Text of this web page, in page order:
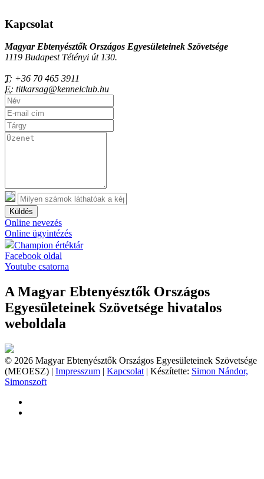
Kapcsolat
Magyar Ebtenyésztők Országos Egyesületeinek Szövetsége
1119 Budapest Tétényi út 130.
T: +36 70 465 3911
E: titkarsag@kennelclub.hu
Küldés
Online nevezés
Online ügyintézés
Champion értéktár
Facebook oldal
Youtube csatorna
A Magyar Ebtenyésztők Országos
Egyesületeinek Szövetsége hivatalos
weboldala
© 2026 Magyar Ebtenyésztők Országos Egyesületeinek Szövetsége
(MEOESZ) | Impresszum | Kapcsolat | Készítette: Simon Nándor,
Simonszoft